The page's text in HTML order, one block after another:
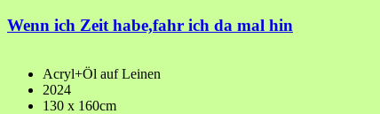
Wenn ich Zeit habe,fahr ich da mal hin
Acryl+Öl auf Leinen
2024
130 x 160cm